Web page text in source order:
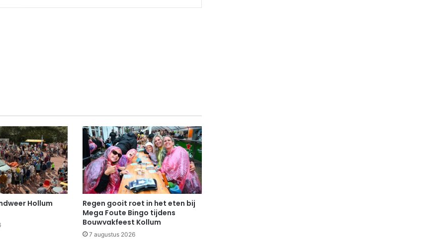
Hollum
Regen gooit roet in het eten bij
Mega Foute Bingo tijdens
Bouwvakfeest Kollum
7 augustus 2026